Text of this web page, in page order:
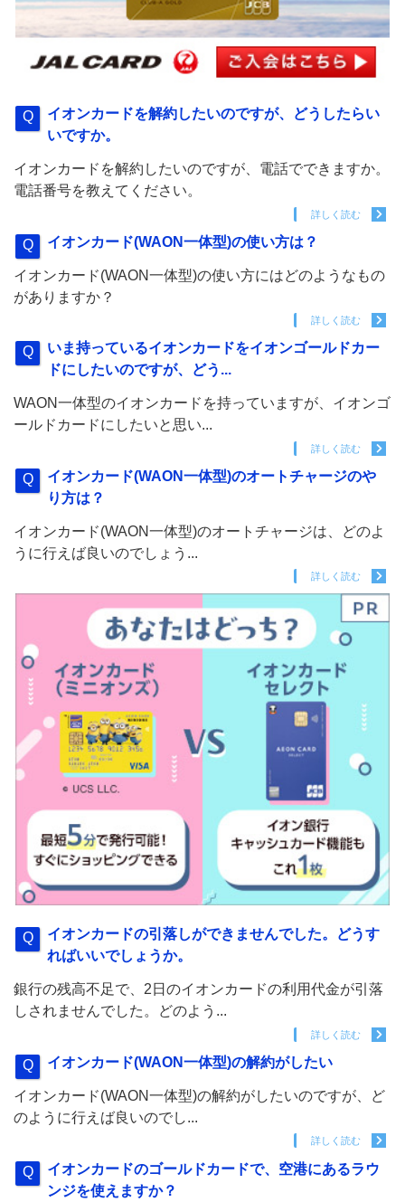
イオンカードを解約したいのですが、どうしたらい
いですか。
イオンカードを解約したいのですが、電話でできますか。
電話番号を教えてください。
詳しく読む
イオンカード(WAON一体型)の使い方は？
イオンカード(WAON一体型)の使い方にはどのようなもの
がありますか？
詳しく読む
いま持っているイオンカードをイオンゴールドカー
ドにしたいのですが、どう...
WAON一体型のイオンカードを持っていますが、イオンゴ
ールドカードにしたいと思い...
詳しく読む
イオンカード(WAON一体型)のオートチャージのや
り方は？
イオンカード(WAON一体型)のオートチャージは、どのよ
うに行えば良いのでしょう...
詳しく読む
イオンカードの引落しができませんでした。どうす
ればいいでしょうか。
銀行の残高不足で、2日のイオンカードの利用代金が引落
しされませんでした。どのよう...
詳しく読む
イオンカード(WAON一体型)の解約がしたい
イオンカード(WAON一体型)の解約がしたいのですが、ど
のように行えば良いのでし...
詳しく読む
イオンカードのゴールドカードで、空港にあるラウ
ンジを使えますか？